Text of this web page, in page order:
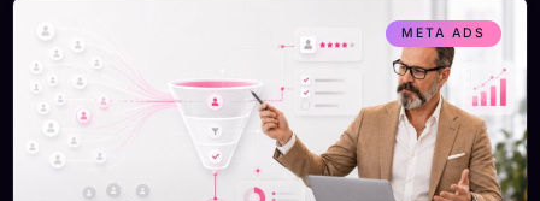
META ADS